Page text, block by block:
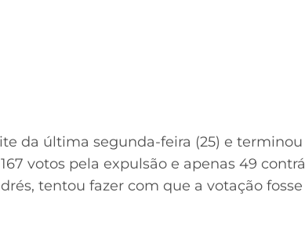
da última segunda-feira (25) e
votos pela expulsão e apenas 49
tentou fazer com que a votação